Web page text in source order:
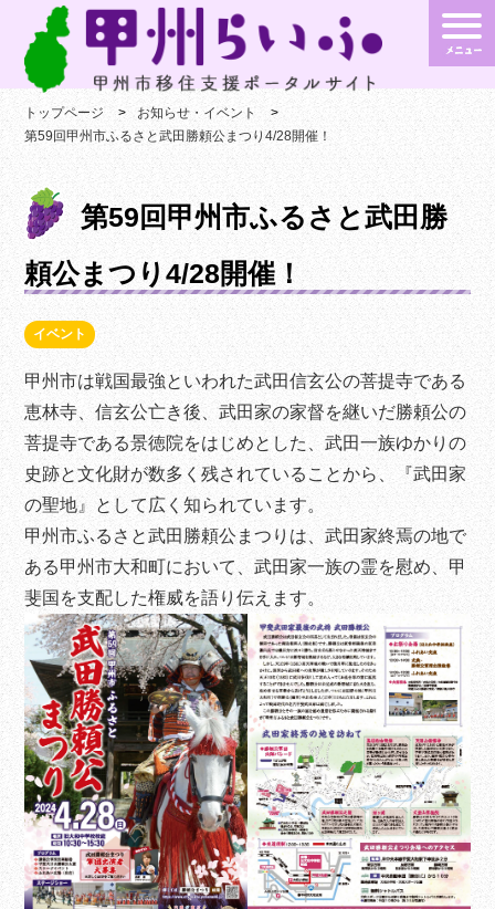
トップページ
お知らせ・イベント
第59回甲州市ふるさと武田勝頼公まつり4/28開催！
第59回甲州市ふるさと武田勝
頼公まつり4/28開催！
イベント
甲州市は戦国最強といわれた武田信玄公の菩提寺である
恵林寺、信玄公亡き後、武田家の家督を継いだ勝頼公の
菩提寺である景徳院をはじめとした、武田一族ゆかりの
史跡と文化財が数多く残されていることから、『武田家
の聖地』として広く知られています。
甲州市ふるさと武田勝頼公まつりは、武田家終焉の地で
ある甲州市大和町において、武田家一族の霊を慰め、甲
斐国を支配した権威を語り伝えます。